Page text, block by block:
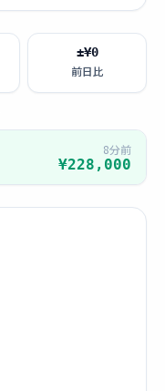
±¥0
前日比
8分前
¥228,000